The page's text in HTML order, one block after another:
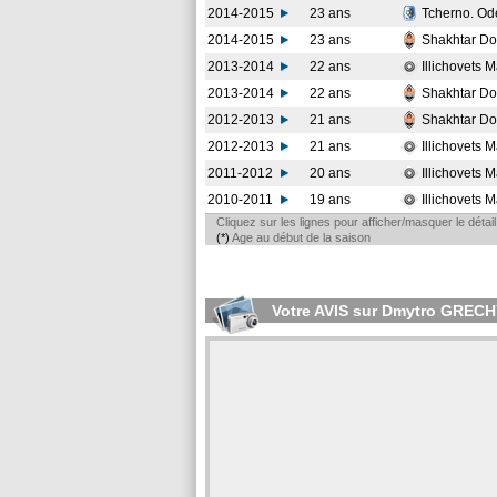
2014-2015
23 ans Tcherno.
2014-2015
23 ans Shakhtar
2013-2014
22 ans Illichovets
2013-2014
22 ans Shakhtar
2012-2013
21 ans Shakhtar
2012-2013
21 ans Illichovets
2011-2012
20 ans Illichovets
2010-2011
19 ans Illichovets
Cliquez sur les lignes pour afficher/masquer le
(*) Age au début de la saison
Votre AVIS sur Dmytro